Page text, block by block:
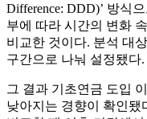
Difference: DDD)’ 방식
부에 따라 시간의 변화
비교한 것이다. 분석 대
구간으로 나눠 설정됐다.
그 결과 기초연금 도입
낮아지는 경향이 확인됐